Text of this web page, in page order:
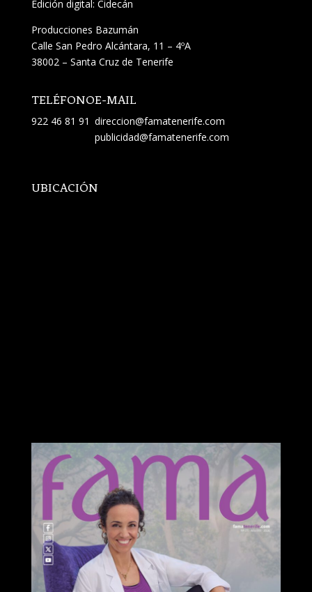
Edición digital: Cidecán
Producciones Bazumán
Calle San Pedro Alcántara, 11 – 4ºA
38002 – Santa Cruz de Tenerife
TELÉFONO
922 46 81 91
E-MAIL
direccion@famatenerife.com
publicidad@famatenerife.com
UBICACIÓN